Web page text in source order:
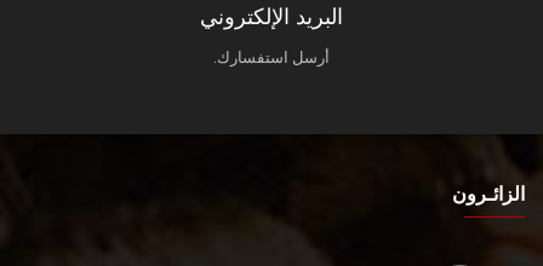
البريد الإلكتروني
أرسل استفسارك.
الزائـرون